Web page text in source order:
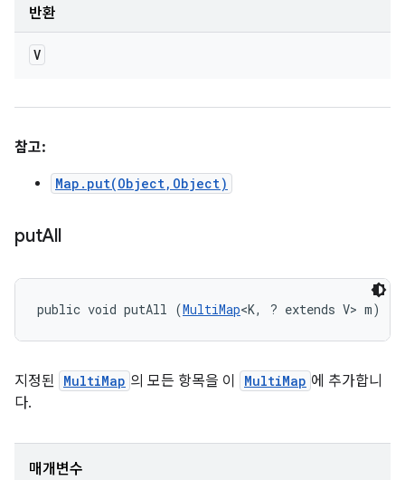
반환
V
참고:
Map.put(Object,Object)
putAll
public void putAll (MultiMap<K, ? extends V> m)
지정된 MultiMap 의 모든 항목을 이 MultiMap 에 추가합니
다.
매개변수